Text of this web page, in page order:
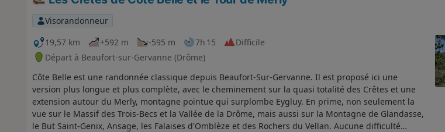
Visorandonneur
19,57 km
+592 m -595 m 7h 15
Difficile
Départ à Beaufort-sur-Gervanne (Drôme)
Côte Belle est une randonnée classique depuis Beaufort-Sur-Gervanne. Il est proposé ici une
version plus longue et plus complète, avec le cheminement sur la quasi totalité des Crêtes et une
extension autour du Merly, montagne pointue qui surplombe Eygluy. En prime, non seulement la
vue sur le Massif des Trois-Becs et la Vallée de la Drôme, mais aussi sur la Montagne de Glandasse,
le But Saint-Genix, Ansage, les Falaises d'Omblèze et des Rochers du Vellan. Aucune difficulté